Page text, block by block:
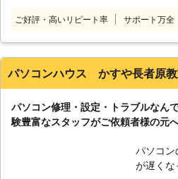
パソコン
染・ハー
付・ソフ
パソコ
ずはご連
きがあ
損した」 こんなときは、まずはパソ
ご好評・高いリピート率 サポート万全
パソコンハウス かすや長者原
パソコン修理・設定・トラブルなん
験豊富なスタッフがご依頼者様の元
パソコン
が遅くな